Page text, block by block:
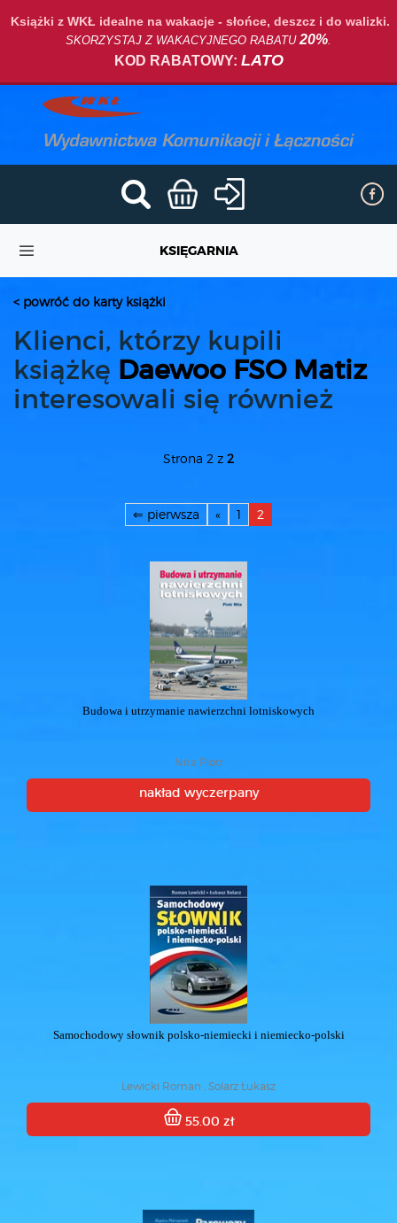
Książki z WKŁ idealne na wakacje - słońce, deszcz i do walizki.
SKORZYSTAJ Z WAKACYJNEGO RABATU20%.
KOD RABATOWY: LATO
KSIĘGARNIA
< powróć do karty książki
Klienci, którzy kupili
książkę Daewoo FSO Matiz
interesowali się również
Strona 2 z 2
⇐ pierwsza « 1 2
Budowa i utrzymanie nawierzchni lotniskowych
Nita Piotr
nakład wyczerpany
Samochodowy słownik polsko-niemiecki i niemiecko-polski
Lewicki Roman , Solarz Łukasz
55.00 zł